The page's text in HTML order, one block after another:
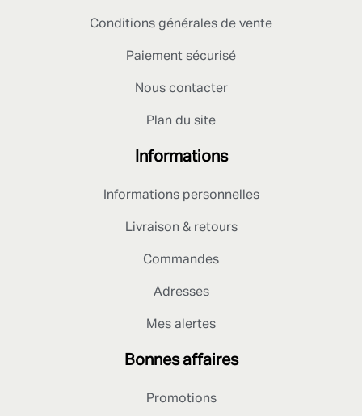
Conditions générales de vente
Paiement sécurisé
Nous contacter
Plan du site
Informations
Informations personnelles
Livraison & retours
Commandes
Adresses
Mes alertes
Bonnes affaires
Promotions